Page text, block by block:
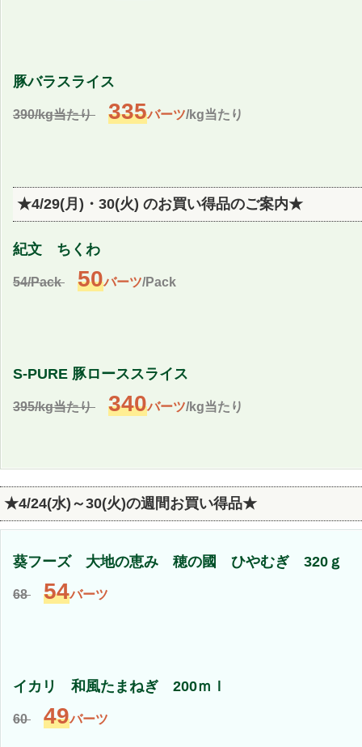
豚バラスライス
390/kg当たり 335バーツ/kg当たり
★4/29(月)・30(火) のお買い得品のご案内★
紀文 ちくわ
54/Pack 50バーツ/Pack
S-PURE 豚ローススライス
395/kg当たり 340バーツ/kg当たり
★4/24(水)～30(火)の週間お買い得品★
葵フーズ 大地の恵み 穂の國 ひやむぎ 320ｇ
68 54バーツ
イカリ 和風たまねぎ 200ｍｌ
60 49バーツ